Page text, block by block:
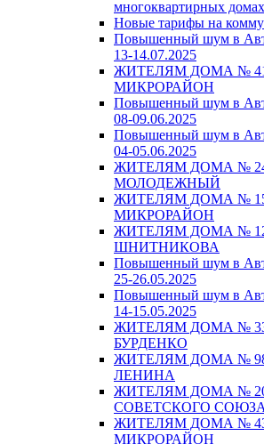
многоквартирных домах
Новые тарифы на
Повышенный шум в
13-14.07.2025
ЖИТЕЛЯМ ДОМА №
МИКРОРАЙОН
Повышенный шум в
08-09.06.2025
Повышенный шум в
04-05.06.2025
ЖИТЕЛЯМ ДОМА №
МОЛОДЕЖНЫЙ
ЖИТЕЛЯМ ДОМА №
МИКРОРАЙОН
ЖИТЕЛЯМ ДОМА №
ШНИТНИКОВА
Повышенный шум в
25-26.05.2025
Повышенный шум в
14-15.05.2025
ЖИТЕЛЯМ ДОМА №
БУРДЕНКО
ЖИТЕЛЯМ ДОМА №
ЛЕНИНА
ЖИТЕЛЯМ ДОМА №
СОВЕТСКОГО
ЖИТЕЛЯМ ДОМА №
МИКРОРАЙОН